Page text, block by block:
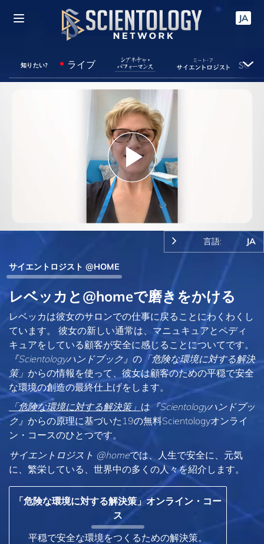
JA
知りたい? ライブ
Play
Video
言語: JA
サイエントロジスト @HOME
レベッカと@homeで磨きをかける
レベッカは彼女のサロンでの仕事に戻ることにわくわくし
ています。 彼女の新しい通常は、マニュキュアとペディ
キュアをしている顧客が安全に感じることについてです。
『Scientologyハンドブック』 の 「危険な環境に対する解決
策」 からの情報を使って、彼女は顧客のための平穏で安全
な環境の創造の最終仕上げをします。
「危険な環境に対する解決策」 は 『Scientologyハンドブッ
ク』 からの原理に基づいた19の無料Scientologyオンライ
ン・コースのひとつです。
サイエントロジスト @homeでは、人生で安全に、元気
に、繁栄している、世界中の多くの人々を紹介します。
「危険な環境に対する解決策」オンライン・コー
ス
平穏で安全な環境をつくるための解決策。